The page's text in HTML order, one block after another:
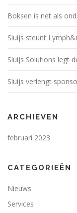
Boksen is net als
Sluijs steunt
Sluijs Solutions legt
Sluijs verlengt
ARCHIEVEN
februari 2023
CATEGORIEËN
Nieuws
Services